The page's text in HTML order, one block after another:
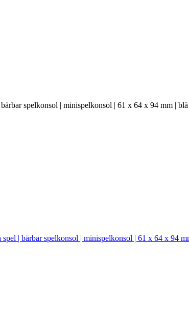
spelkonsol | minispelkonsol | 61 x 64 x 94 mm | blå
| bärbar spelkonsol | minispelkonsol | 61 x 64 x 94